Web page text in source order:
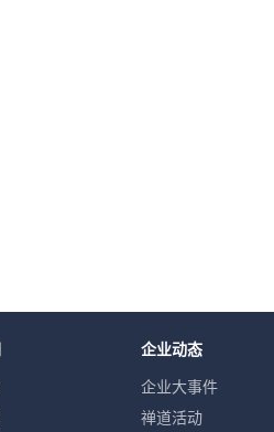
企业动态
企业大事件
禅道活动